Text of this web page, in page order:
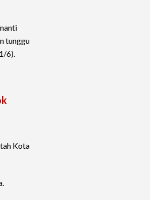
tunggu
6).
Kota